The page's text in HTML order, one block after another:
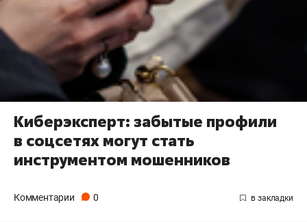
Киберэксперт: забытые профили
в соцсетях могут стать
инструментом мошенников
Комментарии 0